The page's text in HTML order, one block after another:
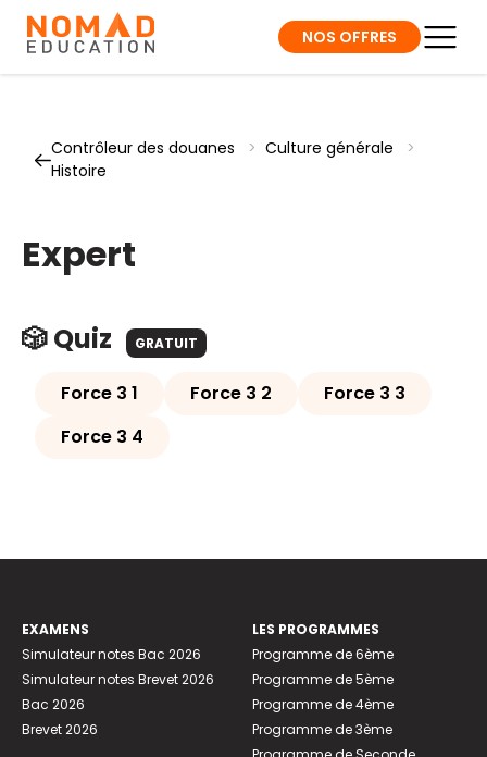
NOS OFFRES
Contrôleur des douanes > Culture générale
>
Histoire
Expert
🎲 Quiz GRATUIT
Force 3 1 Force 3 2
Force 3 3
Force 3 4
EXAMENS
Simulateur notes Bac 2026
Simulateur notes Brevet 2026
Bac 2026
Brevet 2026
LES PROGRAMMES
Programme de 6ème
Programme de 5ème
Programme de 4ème
Programme de 3ème